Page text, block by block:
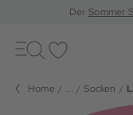
DerSommer
Toggle
navigation
Home ... Socken